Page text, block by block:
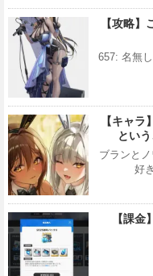
【攻略
657: 名無
【キャ
とい
ブランと
好
【課